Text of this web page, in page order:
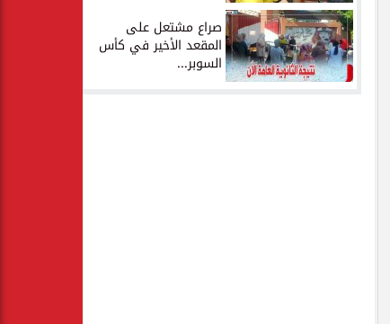
صراع مشتعل على
المقعد الأخير في كأس
السوبر...